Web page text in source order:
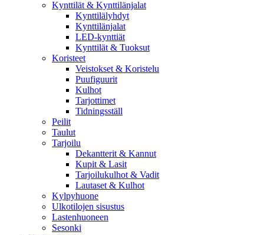
Kynttilät & Kynttilänjalat
Kynttilälyhdyt
Kynttilänjalat
LED-kynttiät
Kynttilät & Tuoksut
Koristeet
Veistokset & Koristelu
Puufiguurit
Kulhot
Tarjottimet
Tidningsställ
Peilit
Taulut
Tarjoilu
Dekantterit & Kannut
Kupit & Lasit
Tarjoilukulhot & Vadit
Lautaset & Kulhot
Kylpyhuone
Ulkotilojen sisustus
Lastenhuoneen
Sesonki